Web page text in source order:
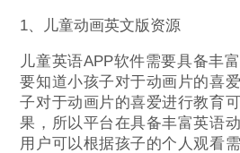
1、儿童动画英文版资源
儿童英语APP软件需要具备丰
要知道小孩子对于动画片的喜
子对于动画片的喜爱进行教育
果，所以平台在具备丰富英语
用户可以根据孩子的个人观看